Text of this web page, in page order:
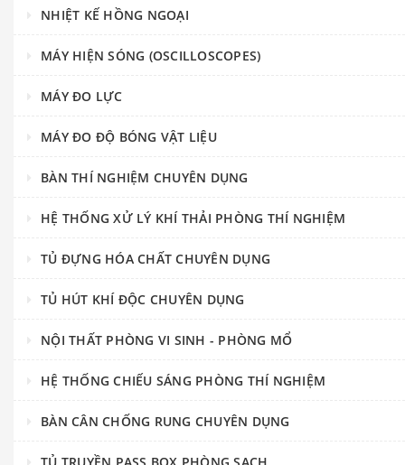
NHIỆT KẾ HỒNG NGOẠI
MÁY HIỆN SÓNG (OSCILLOSCOPES)
MÁY ĐO LỰC
MÁY ĐO ĐỘ BÓNG VẬT LIỆU
BÀN THÍ NGHIỆM CHUYÊN DỤNG
HỆ THỐNG XỬ LÝ KHÍ THẢI PHÒNG THÍ NGHIỆM
TỦ ĐỰNG HÓA CHẤT CHUYÊN DỤNG
TỦ HÚT KHÍ ĐỘC CHUYÊN DỤNG
NỘI THẤT PHÒNG VI SINH - PHÒNG MỔ
HỆ THỐNG CHIẾU SÁNG PHÒNG THÍ NGHIỆM
BÀN CÂN CHỐNG RUNG CHUYÊN DỤNG